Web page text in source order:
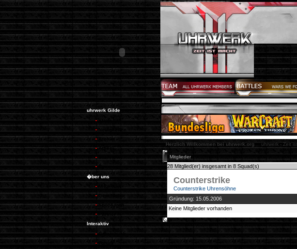
uhrwerk Gilde
Startseite
Archiv
Artikel
Coverage
�ber uns
Geschichte
Sponsoren
Interaktiv
G�stebuch
Forum
Herzlich Willkommen bei uhrwerk.org uhrwerk - Zeit
Mitglieder
28 Mitglied(er) insgesamt in 8 Squad(s)
Counterstrike
Counterstrike Uhrensöhne
Gründung: 15.05.2006
Keine Mitglieder vorhanden